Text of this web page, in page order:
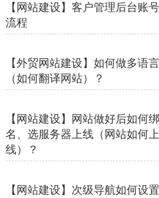
【网站建设】客户管理后台账
流程
【外贸网站建设】如何做多语
（如何翻译网站）？
【网站建设】网站做好后如何
名、选服务器上线（网站如何上
线）？
【网站建设】次级导航如何设